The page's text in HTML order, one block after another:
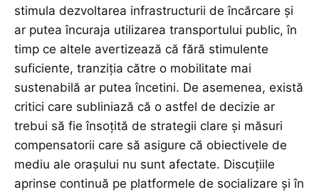
stimula dezvoltarea infrastructurii de încărcare și
ar putea încuraja utilizarea transportului public, în
timp ce altele avertizează că fără stimulente
suficiente, tranziția către o mobilitate mai
sustenabilă ar putea încetini. De asemenea, există
critici care subliniază că o astfel de decizie ar
trebui să fie însoțită de strategii clare și măsuri
compensatorii care să asigure că obiectivele de
mediu ale orașului nu sunt afectate. Discuțiile
aprinse continuă pe platformele de socializare și în